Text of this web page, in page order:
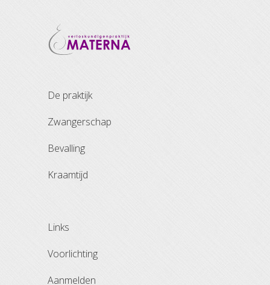
de praktijk
zwangerschap
bevalling
kraamtijd
links
voorlichting
aanmelden